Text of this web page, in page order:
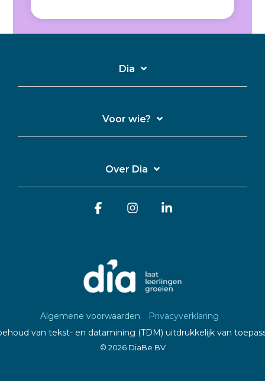
Dia
Voor wie?
Over Dia
Algemene voorwaarden
Privacyverklaring
van tekst- en datamining (TDM) uitdrukkelijk van
© 2026 DiaBe BV
FacebookInstagram